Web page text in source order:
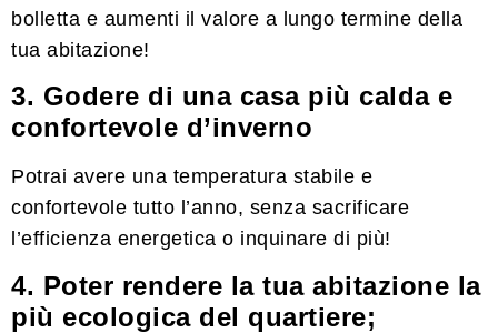
bolletta e aumenti il valore a lungo termine della
tua abitazione!
3. Godere di una casa più calda e
confortevole d’inverno
Potrai avere una temperatura stabile e
confortevole tutto l’anno, senza sacrificare
l’efficienza energetica o inquinare di più!
4. Poter rendere la tua abitazione la
più ecologica del quartiere;